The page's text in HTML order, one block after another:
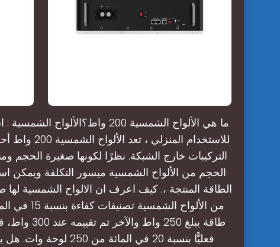
للاستخدام
الحجم من الألواح الشمسية ميسور التكلفة ويمكن
الطاقة المنتجة ،. كيف اعرف ان الالواح الشمسية
من الألواح
فعليًّا بنسبة 20 في